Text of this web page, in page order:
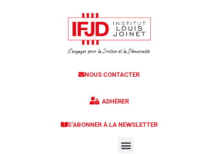
NOUS CONTACTER
ADHÉRER
S'ABONNER À LA NEWSLETTER